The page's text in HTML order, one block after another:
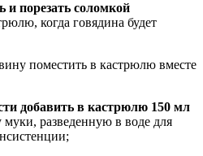
и порезать соломкой
когда говядина будет
поместить в кастрюлю вместе
добавить в кастрюлю 150 мл
разведенную в воде для